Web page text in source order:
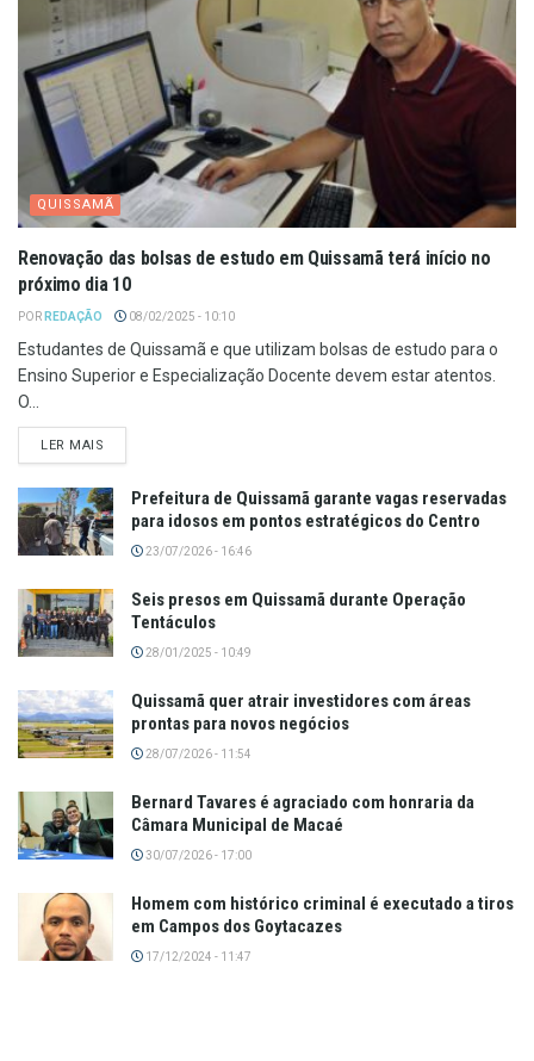
QUISSAMÃ
Renovação das bolsas de estudo em Quissamã terá início no
próximo dia 10
POR REDAÇÃO 08/02/2025 - 10:10
Estudantes de Quissamã e que utilizam bolsas de estudo para o
Ensino Superior e Especialização Docente devem estar atentos.
O...
LER MAIS
Prefeitura de Quissamã garante vagas reservadas
para idosos em pontos estratégicos do Centro
23/07/2026 - 16:46
Seis presos em Quissamã durante Operação
Tentáculos
28/01/2025 - 10:49
Quissamã quer atrair investidores com áreas
prontas para novos negócios
28/07/2026 - 11:54
Bernard Tavares é agraciado com honraria da
Câmara Municipal de Macaé
30/07/2026 - 17:00
Homem com histórico criminal é executado a tiros
em Campos dos Goytacazes
17/12/2024 - 11:47